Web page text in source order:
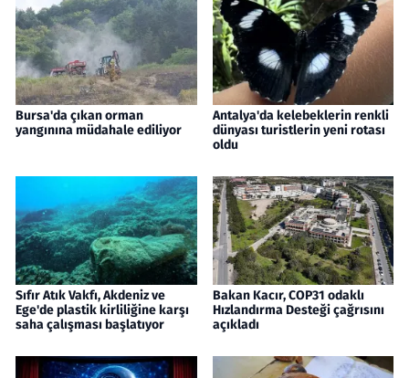
Bursa'da çıkan orman
yangınına müdahale ediliyor
Antalya'da kelebeklerin renkli
dünyası turistlerin yeni rotası
oldu
Sıfır Atık Vakfı, Akdeniz ve
Ege'de plastik kirliliğine karşı
saha çalışması başlatıyor
Bakan Kacır, COP31 odaklı
Hızlandırma Desteği çağrısını
açıkladı